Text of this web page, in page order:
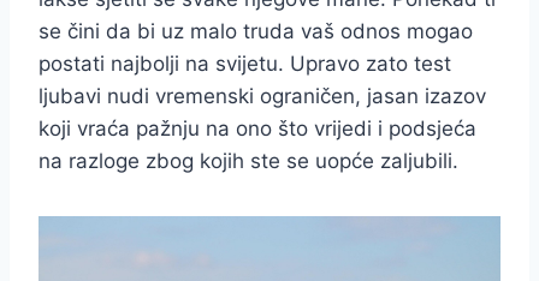
se čini da bi uz malo truda vaš odnos mogao
postati najbolji na svijetu. Upravo zato test
ljubavi nudi vremenski ograničen, jasan izazov
koji vraća pažnju na ono što vrijedi i podsjeća
na razloge zbog kojih ste se uopće zaljubili.